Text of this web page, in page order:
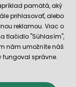
pamätá, aký
prihlasovať, alebo
reklamou. Viac o
tlačidlo "Súhlasím",
nám umožníte náš
fungoval správne.